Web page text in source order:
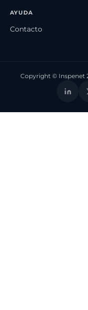
AYUDA
Contacto
Copyright © Inspenet